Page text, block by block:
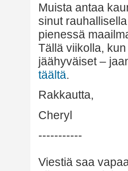
Muista antaa
sinut
pienessä
Tällä viikolla,
jäähyväiset –
täältä.
Rakkautta,
Cheryl
-----------
Viestiä saa